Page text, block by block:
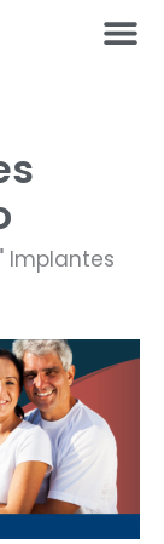
" Implantes